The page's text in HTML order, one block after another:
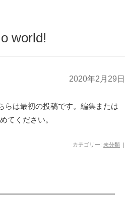
world!
2020年2月29日
は最初の投稿です。編集または
てください。
カテゴリー: 未分類 |